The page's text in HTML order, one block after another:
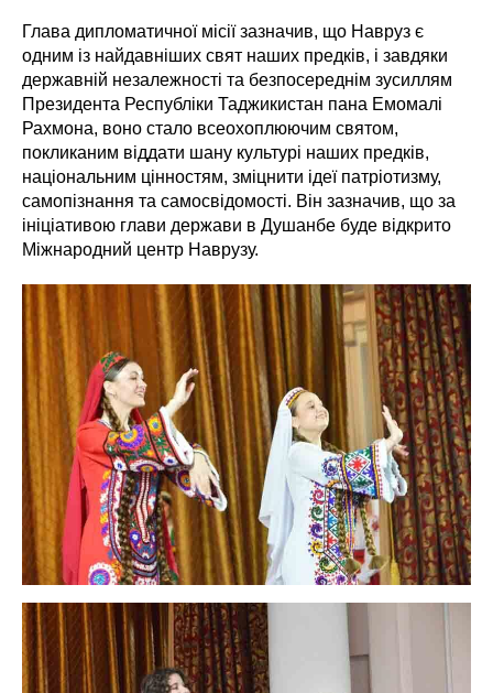
Глава дипломатичної місії зазначив, що Навруз є
одним із найдавніших свят наших предків, і завдяки
державній незалежності та безпосереднім зусиллям
Президента Республіки Таджикистан пана Емомалі
Рахмона, воно стало всеохоплюючим святом,
покликаним віддати шану культурі наших предків,
національним цінностям, зміцнити ідеї патріотизму,
самопізнання та самосвідомості. Він зазначив, що за
ініціативою глави держави в Душанбе буде відкрито
Міжнародний центр Наврузу.